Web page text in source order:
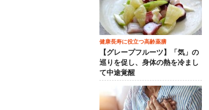
健康長寿に役立つ高齢薬膳
【グレープフルーツ】「気」の
巡りを促し、身体の熱を冷まし
て中途覚醒